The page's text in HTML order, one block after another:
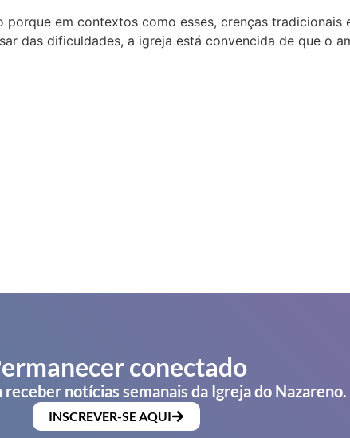
porque em contextos como esses, crenças tradicionais
das dificuldades, a igreja está convencida de que o
conectado
notícias semanais da Igreja do Nazareno.
INSCREVER-SE AQUI